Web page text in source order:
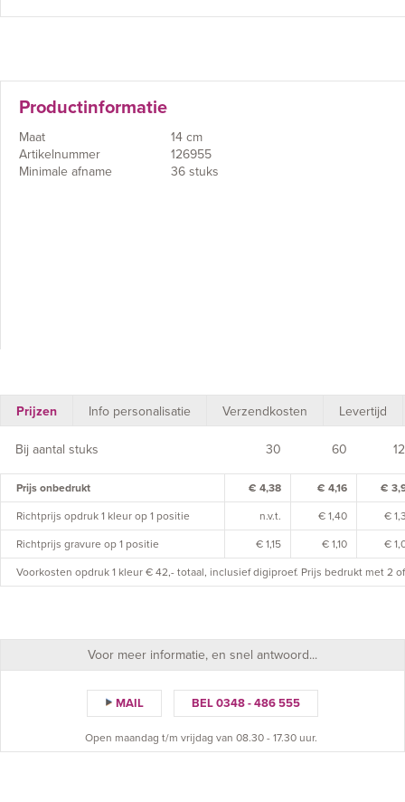
Productinformatie
Maat
14 cm
Artikelnummer
126955
Minimale afname
36 stuks
Prijzen Info personalisatie Verzendkosten Levertijd
Bij aantal stuks 30 60
Prijs onbedrukt € 4,38 € 4,16 €
Richtprijs opdruk 1 kleur op 1 positie n.v.t. € 1,40 €
Richtprijs gravure op 1 positie € 1,15 € 1,10 €
Voorkosten opdruk 1 kleur € 42,- totaal, inclusief digiproef. Prijs bedrukt met 2
Voor meer informatie, en snel antwoord...
MAIL BEL 0348 - 486 555
Open maandag t/m vrijdag van 08.30 - 17.30 uur.